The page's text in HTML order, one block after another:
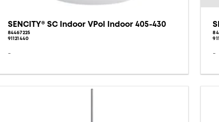
SENCITY® SC Indoor VPol Indoor 405-430
84467225
91121440
- -